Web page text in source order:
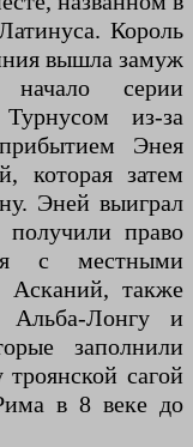
Король
вышла замуж
серии
из-за
Энея
которая затем
Эней выиграл
право
с местными
также
Лонгу и
заполнили
сагой
в 8 веке до